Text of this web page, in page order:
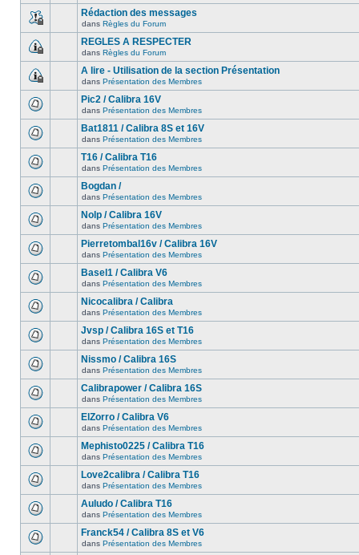
Rédaction des messages
dans Règles du Forum
REGLES A RESPECTER
dans Règles du Forum
A lire - Utilisation de la section Présentation
dans Présentation des Membres
Pic2 / Calibra 16V
dans Présentation des Membres
Bat1811 / Calibra 8S et 16V
dans Présentation des Membres
T16 / Calibra T16
dans Présentation des Membres
Bogdan /
dans Présentation des Membres
Nolp / Calibra 16V
dans Présentation des Membres
Pierretombal16v / Calibra 16V
dans Présentation des Membres
Basel1 / Calibra V6
dans Présentation des Membres
Nicocalibra / Calibra
dans Présentation des Membres
Jvsp / Calibra 16S et T16
dans Présentation des Membres
Nissmo / Calibra 16S
dans Présentation des Membres
Calibrapower / Calibra 16S
dans Présentation des Membres
ElZorro / Calibra V6
dans Présentation des Membres
Mephisto0225 / Calibra T16
dans Présentation des Membres
Love2calibra / Calibra T16
dans Présentation des Membres
Auludo / Calibra T16
dans Présentation des Membres
Franck54 / Calibra 8S et V6
dans Présentation des Membres